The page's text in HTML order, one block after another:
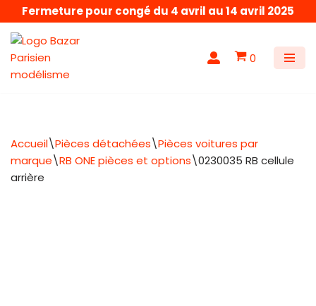
Aller
au
contenu
Fermeture pour congé du 4 avril au 14 avril 2025
0
Accueil\Pièces détachées\Pièces voitures par
marque\RB ONE pièces et options\0230035 RB cellule
arrière